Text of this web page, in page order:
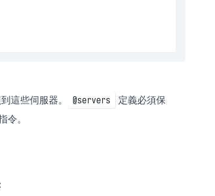
這些伺服器。 @servers
定義必須保
。